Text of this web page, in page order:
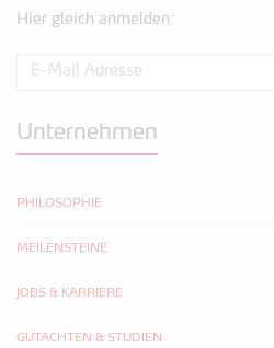
Hier gleich anmelden:
Unternehmen
PHILOSOPHIE
MEILENSTEINE
JOBS & KARRIERE
GUTACHTEN & STUDIEN